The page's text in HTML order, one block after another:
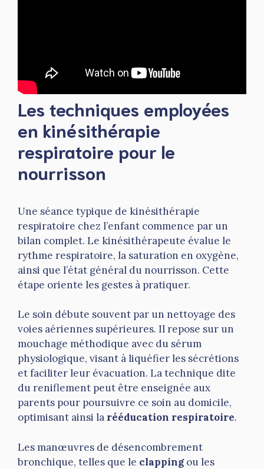
Les techniques employées
en kinésithérapie
respiratoire pour le
nourrisson
Une séance typique de kinésithérapie
respiratoire chez l’enfant commence par un
bilan complet. Le kinésithérapeute évalue le
rythme respiratoire, la saturation en oxygène,
ainsi que l’état général du nourrisson. Cette
étape oriente les gestes à pratiquer.
Le soin débute souvent par un nettoyage des
voies aériennes supérieures. Il repose sur un
mouchage méthodique avec du sérum
physiologique, visant à liquéfier les sécrétions
et faciliter leur évacuation. La technique dite
du reniflement peut être enseignée aux
parents pour poursuivre ce soin au domicile,
optimisant ainsi la rééducation respiratoire.
Les manœuvres de désencombrement
bronchique, telles que le clappingou les